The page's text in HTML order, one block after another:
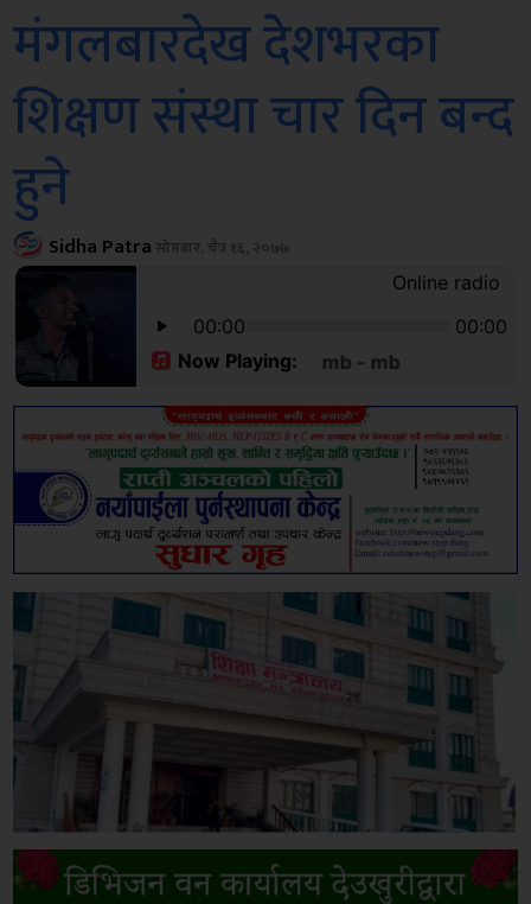
मंगलबारदेख देशभरका
शिक्षण संस्था चार दिन बन्द
हुने
Sidha Patraसोमबार, चैत्र १६, २०७७